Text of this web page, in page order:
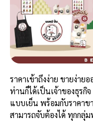
ราคาเข้าถึงง่าย ขายง่าย
ท่านก็ได้เป็นเจ้าของธุร
แบบเย็น พร้อมกับราคาข
สามารถจับต้องได้ ทุกกลุ่